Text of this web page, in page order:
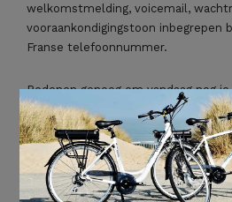
welkomstmelding, voicemail,
vooraankondigingstoon inbegrepen
Franse telefoonnummer.
Redenen genoeg om vandaag nog
aan te vragen.
Qu’est-ce que tu
#EEN FRANKRIJK